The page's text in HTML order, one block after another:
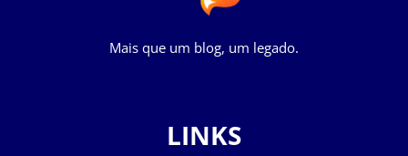
Mais que um blog, um legado.
LINKS